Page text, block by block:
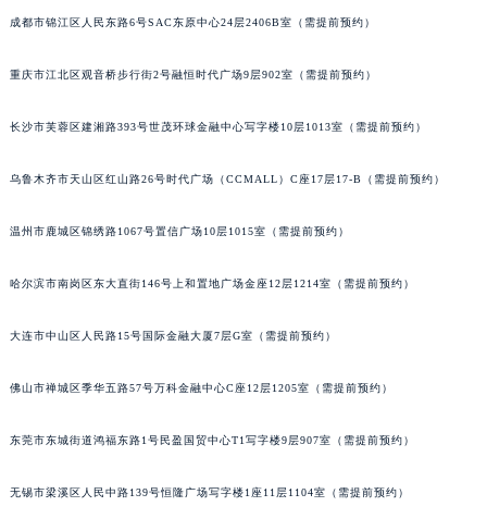
成都市锦江区人民东路6号SAC东原中心24层2406B室（需提前预约）
重庆市江北区观音桥步行街2号融恒时代广场9层902室（需提前预约）
长沙市芙蓉区建湘路393号世茂环球金融中心写字楼10层1013室（需提前预约）
乌鲁木齐市天山区红山路26号时代广场（CCMALL）C座17层17-B（需提前预约）
温州市鹿城区锦绣路1067号置信广场10层1015室（需提前预约）
哈尔滨市南岗区东大直街146号上和置地广场金座12层1214室（需提前预约）
大连市中山区人民路15号国际金融大厦7层G室（需提前预约）
佛山市禅城区季华五路57号万科金融中心C座12层1205室（需提前预约）
东莞市东城街道鸿福东路1号民盈国贸中心T1写字楼9层907室（需提前预约）
无锡市梁溪区人民中路139号恒隆广场写字楼1座11层1104室（需提前预约）